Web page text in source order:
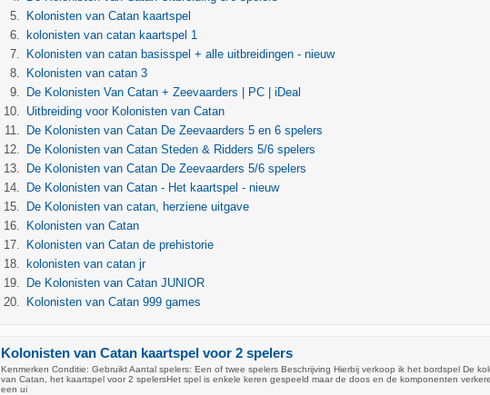
Kolonisten van Catan kaartspel
kolonisten van catan kaartspel 1
Kolonisten van catan basisspel + alle uitbreidingen - nieuw
Kolonisten van catan 3
De Kolonisten Van Catan + Zeevaarders | PC | iDeal
Uitbreiding voor Kolonisten van Catan
De Kolonisten van Catan De Zeevaarders 5 en 6 spelers
De Kolonisten van Catan Steden & Ridders 5/6 spelers
De Kolonisten van Catan De Zeevaarders 5/6 spelers
De Kolonisten van Catan - Het kaartspel - nieuw
De Kolonisten van catan, herziene uitgave
Kolonisten van Catan
Kolonisten van Catan de prehistorie
kolonisten van catan jr
De Kolonisten van Catan JUNIOR
Kolonisten van Catan 999 games
Kolonisten van Catan kaartspel voor 2 spelers
Kenmerken Conditie: Gebruikt Aantal spelers: Een of twee spelers Beschrijving Hierbij verkoop ik het bordspel De
van Catan, het kaartspel voor 2 spelersHet spel is enkele keren gespeeld maar de doos en de komponenten
een ui